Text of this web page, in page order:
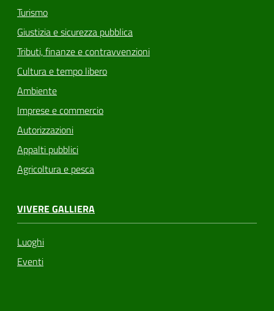
Turismo
Giustizia e sicurezza pubblica
Tributi, finanze e contravvenzioni
Cultura e tempo libero
Ambiente
Imprese e commercio
Autorizzazioni
Appalti pubblici
Agricoltura e pesca
VIVERE GALLIERA
Luoghi
Eventi